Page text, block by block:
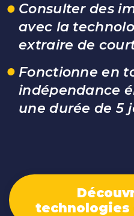
Consulter des
avec la
extraire de
Fonctionne en
indépendance
une durée de 5
technologies